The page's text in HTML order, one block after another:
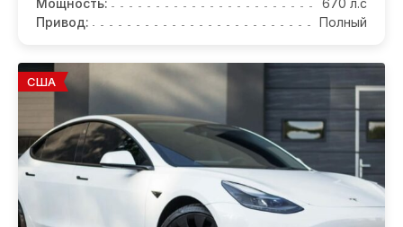
Мощность:
670 л.с
Привод:
Полный
США